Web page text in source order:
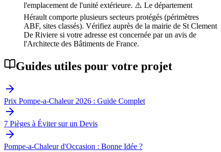
l'emplacement de l'unité extérieure. ⚠️ Le département
Hérault comporte plusieurs secteurs protégés (périmètres
ABF, sites classés). Vérifiez auprès de la mairie de St Clement
De Riviere si votre adresse est concernée par un avis de
l'Architecte des Bâtiments de France.
Guides utiles pour votre projet
Prix Pompe-a-Chaleur 2026 : Guide Complet
7 Pièges à Éviter sur un Devis
Pompe-a-Chaleur d'Occasion : Bonne Idée ?